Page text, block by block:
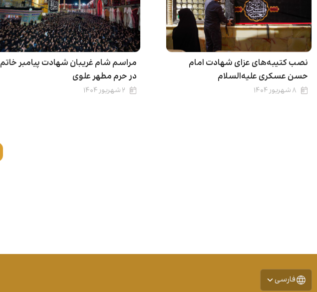
نصب کتیبه‌های عزای شهادت امام
حسن عسکری علیه‌السلام
۸ شهریور ۱۴۰۴
مراسم شام غریبان شهادت‌ پیامبر خاتم
در حرم مطهر علوی
۲ شهریور ۱۴۰۴
فارسی